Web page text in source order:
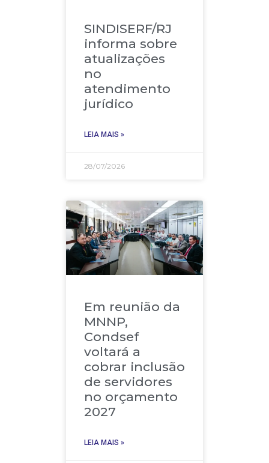
SINDISERF/RJ
informa sobre
atualizações
no
atendimento
jurídico
LEIA MAIS »
28/07/2026
Em reunião da
MNNP,
Condsef
voltará a
cobrar inclusão
de servidores
no orçamento
2027
LEIA MAIS »